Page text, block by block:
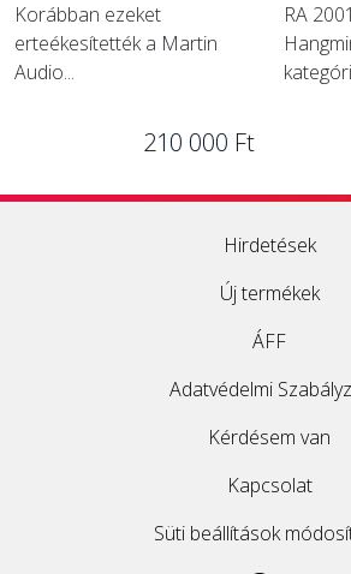
Korábban ezeket
erteékesítették a Martin
Audio...
210 000 Ft
RA
Hirdetések
Új termékek
ÁFF
Adatvédelmi
Kérdésem van
Kapcsolat
Süti beállítások